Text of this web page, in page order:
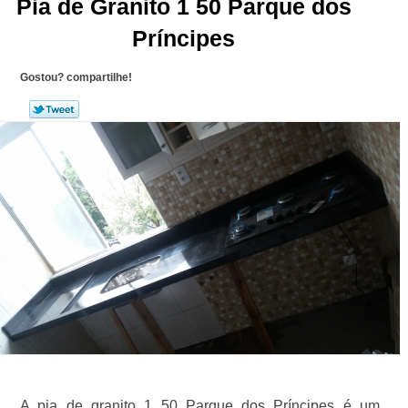
Pia de Granito 1 50 Parque dos
Príncipes
Gostou? compartilhe!